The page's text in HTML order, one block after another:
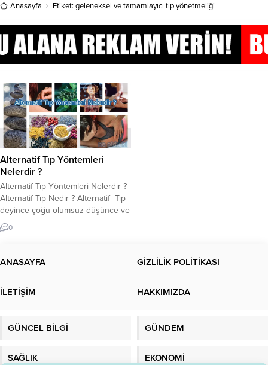
Anasayfa Etiket: geleneksel ve tamamlayıcı tıp yönetmeliği
Alternatif Tıp Yöntemleri
Nelerdir ?
Alternatif Tıp Yöntemleri Nelerdir ?
Alternatif Tıp Nedir ? Alternatif Tıp
deyince çoğu olumsuz düşünce ve
faydasız bir bilgi gibi düşünebilir. Ya
da alternatif Tıp çaresizlik sonucu
çoğu kişide.Alternatif tıp; Tedavi
kanıtlanamayan geleneksel veya
0
ANASAYFA GİZLİLİK POLİTİKASI
İLETİŞİM HAKKIMIZDA
GÜNCEL BİLGİ GÜNDEM
SAĞLIK EKONOMİ